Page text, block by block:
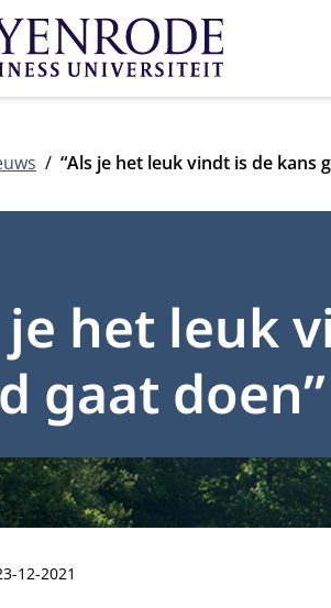
“Als je het leuk vindt is de kans
je het leuk
gaat doen”
12-2021